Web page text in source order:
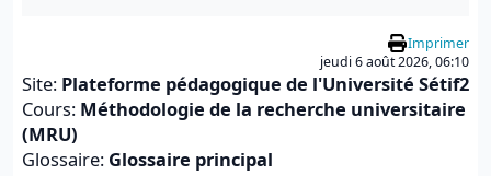
Imprimer
jeudi 6 août 2026, 06:10
Site: Plateforme pédagogique de l'Université Sétif2
Cours: Méthodologie de la recherche universitaire
(MRU)
Glossaire: Glossaire principal